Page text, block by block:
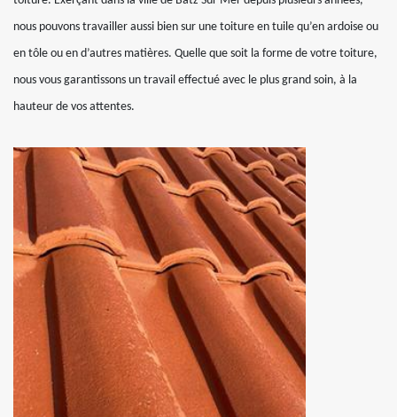
nous pouvons travailler aussi bien sur une toiture en tuile qu’en ardoise ou
en tôle ou en d’autres matières. Quelle que soit la forme de votre toiture,
nous vous garantissons un travail effectué avec le plus grand soin, à la
hauteur de vos attentes.